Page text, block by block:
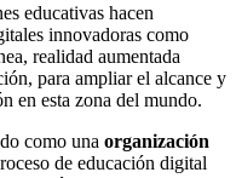
educativas hacen
innovadoras como
realidad aumentada
para ampliar el alcance y
en esta zona del mundo.
como una organización
de educación digital